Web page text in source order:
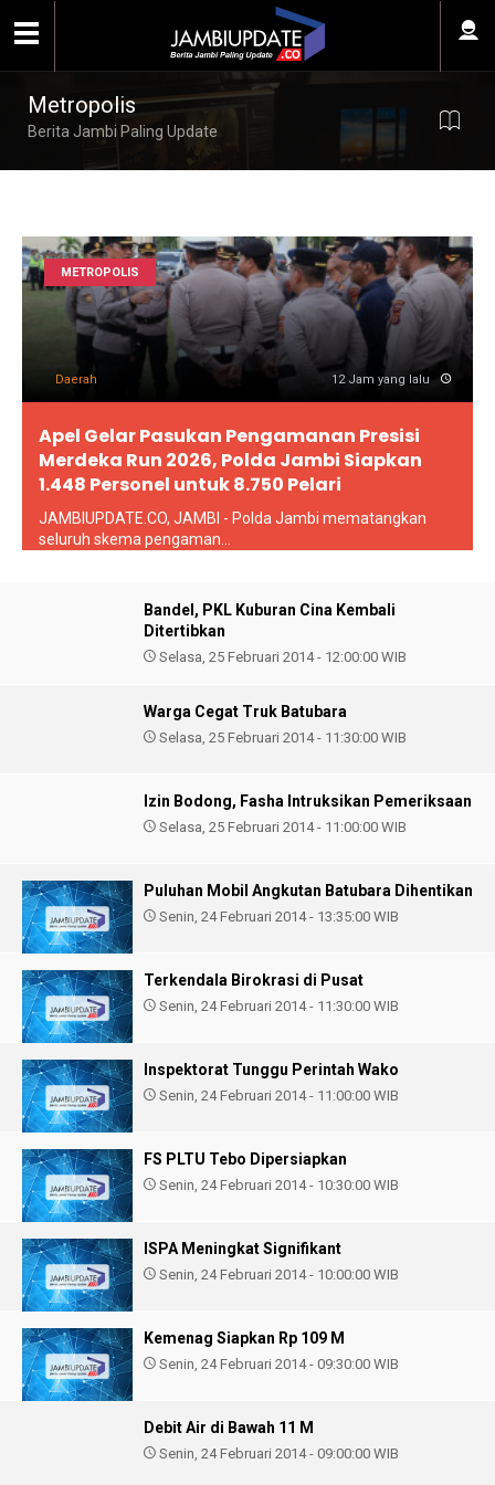
Metropolis
Berita Jambi Paling Update
METROPOLIS
Daerah 12 Jam yang lalu
Apel Gelar Pasukan Pengamanan Presisi
Merdeka Run 2026, Polda Jambi Siapkan
1.448 Personel untuk 8.750 Pelari
JAMBIUPDATE.CO, JAMBI - Polda Jambi mematangkan
seluruh skema pengaman...
Bandel, PKL Kuburan Cina Kembali
Ditertibkan
Selasa, 25 Februari 2014 - 12:00:00 WIB
Warga Cegat Truk Batubara
Selasa, 25 Februari 2014 - 11:30:00 WIB
Izin Bodong, Fasha Intruksikan Pemeriksaan
Selasa, 25 Februari 2014 - 11:00:00 WIB
Puluhan Mobil Angkutan Batubara Dihentikan
Senin, 24 Februari 2014 - 13:35:00 WIB
Terkendala Birokrasi di Pusat
Senin, 24 Februari 2014 - 11:30:00 WIB
Inspektorat Tunggu Perintah Wako
Senin, 24 Februari 2014 - 11:00:00 WIB
FS PLTU Tebo Dipersiapkan
Senin, 24 Februari 2014 - 10:30:00 WIB
ISPA Meningkat Signifikant
Senin, 24 Februari 2014 - 10:00:00 WIB
Kemenag Siapkan Rp 109 M
Senin, 24 Februari 2014 - 09:30:00 WIB
Debit Air di Bawah 11 M
Senin, 24 Februari 2014 - 09:00:00 WIB